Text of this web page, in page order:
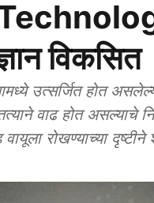
विकसित
उत्सर्जित होत
वाढ होत असल्याचे
रोखण्याच्या